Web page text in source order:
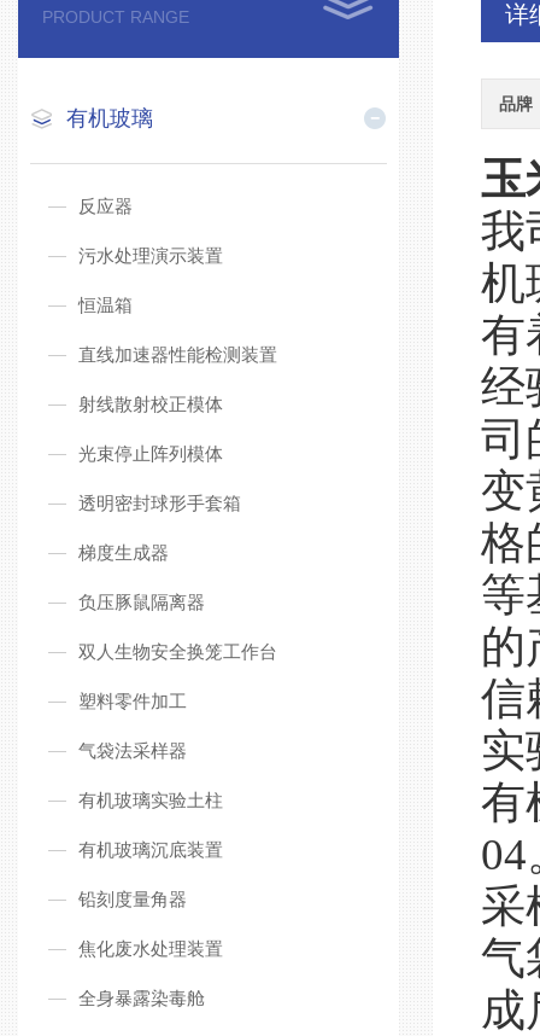
PRODUCT RANGE
有机玻璃
反应器
污水处理演示装置
恒温箱
直线加速器性能检测装置
射线散射校正模体
光束停止阵列模体
透明密封球形手套箱
梯度生成器
负压豚鼠隔离器
双人生物安全换笼工作台
塑料零件加工
气袋法采样器
有机玻璃实验土柱
有机玻璃沉底装置
铅刻度量角器
焦化废水处理装置
全身暴露染毒舱
详
品牌
玉
我
机
有
经
司
变
格
等
的
信
实
有
04
采
气
成